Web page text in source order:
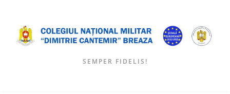
content
SEMPER FIDELIS!